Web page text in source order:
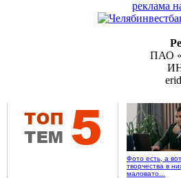
реклама
ПАО
Фото есть, а вот
творчества в
маловато...